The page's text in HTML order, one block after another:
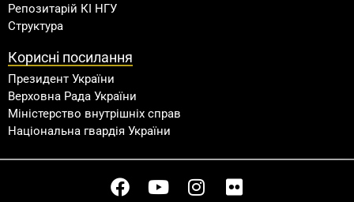
Репозитарій КІ НГУ
Структура
Корисні посилання
Президент України
Верховна Рада України
Міністерство внутрішніх справ
Національна гвардія України